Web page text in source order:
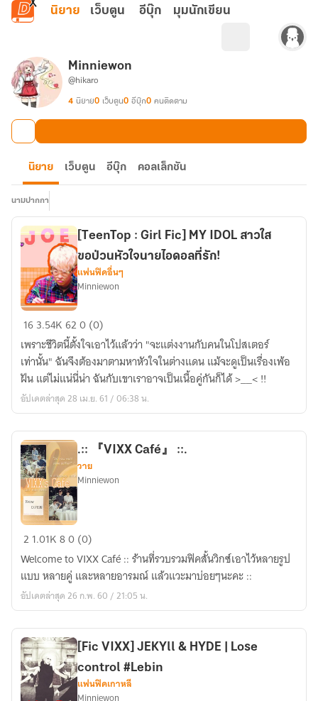
ข้ามไปยังเนื้อหาหลัก
นิยาย เว็บตูน อีบุ๊ก มุมนักเขียน
Minniewon
@hikaro
4 นิยาย0 เว็บตูน0 อีบุ๊ก0 คนติดตาม
นิยาย เว็บตูน อีบุ๊ก คอลเล็กชัน
นามปากกา
[TeenTop
Girl
Fic]
MY
IDOL
ใส
ขอ
ป่วน
หัวใจ
นาย
ไอ
ดอล
ที่รัก!
[TeenTop : Girl Fic] MY IDOL สาวใส
ขอป่วนหัวใจนายไอดอลที่รัก!
แฟนฟิคอื่นๆ
Minniewon
163.54K620 (0)
เพราะชีวิตนี้ตั้งใจเอาไว้แล้วว่า "จะแต่งงานกับคนในโปสเตอร์
เท่านั้น" ฉันจึงต้องมาตามหาหัวใจในต่างแดน แม้จะดูเป็นเรื่องเพ้อ
ฝัน แต่ไม่แน่นี่น่า ฉันกับเขาเราอาจเป็นเนื้อคู่กันก็ได้ >__< !!
อัปเดตล่าสุด 28 เม.ย. 61 / 06:38 น.
.::
Café』
::.
.:: 『VIXX Café』 ::.
วาย
Minniewon
2 1.01K80 (0)
Welcome to VIXX Café :: ร้านที่รวบรวมฟิคสั้นวิกซ์เอาไว้หลายรูป
แบบ หลายคู่ และหลายอารมณ์ แล้วแวะมาบ่อยๆนะคะ ::
อัปเดตล่าสุด 26 ก.พ. 60 / 21:05 น.
[Fic VIXX] JEKYll & HYDE | Lose
control #Lebin
แฟนฟิคเกาหลี